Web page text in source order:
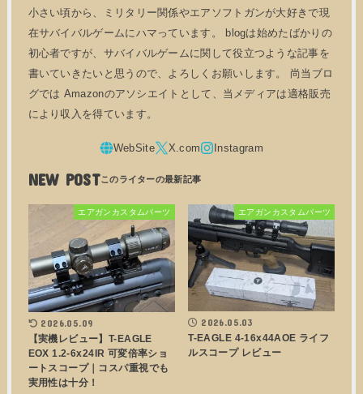
小さい頃から、ミリタリー関係やエアソフトガンが大好きで現
在サバイバルゲームにハマっています。 blogは始めたばかりの
初心者ですが、サバイバルゲームに関して役立つような記事を
書いていきたいと思うので、よろしくお願いします。 尚当ブロ
グでは Amazonのアソシエイトとして、当メディアは適格販売
により収入を得ています。
NEW POST
エアガンカスタムパーツ
2026.05.09
【実機レビュー】T-EAGLE
EOX 1.2-6x24IR 可変倍率ショ
ートスコープ｜コスパ重視でも
実用性は十分！
エアガンカスタムパーツ
2026.05.03
T-EAGLE 4-16x44AOE ライフ
ルスコープ レビュー